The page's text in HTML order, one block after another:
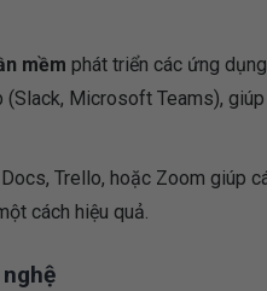
mềm phát triển các ứng
Microsoft Teams),
Trello, hoặc Zoom giúp
cách hiệu quả.